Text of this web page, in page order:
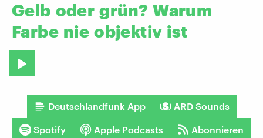
Gelb oder grün? Warum
Farbe nie objektiv ist
Deutschlandfunk App ARD Sounds
Spotify Apple Podcasts Abonnieren